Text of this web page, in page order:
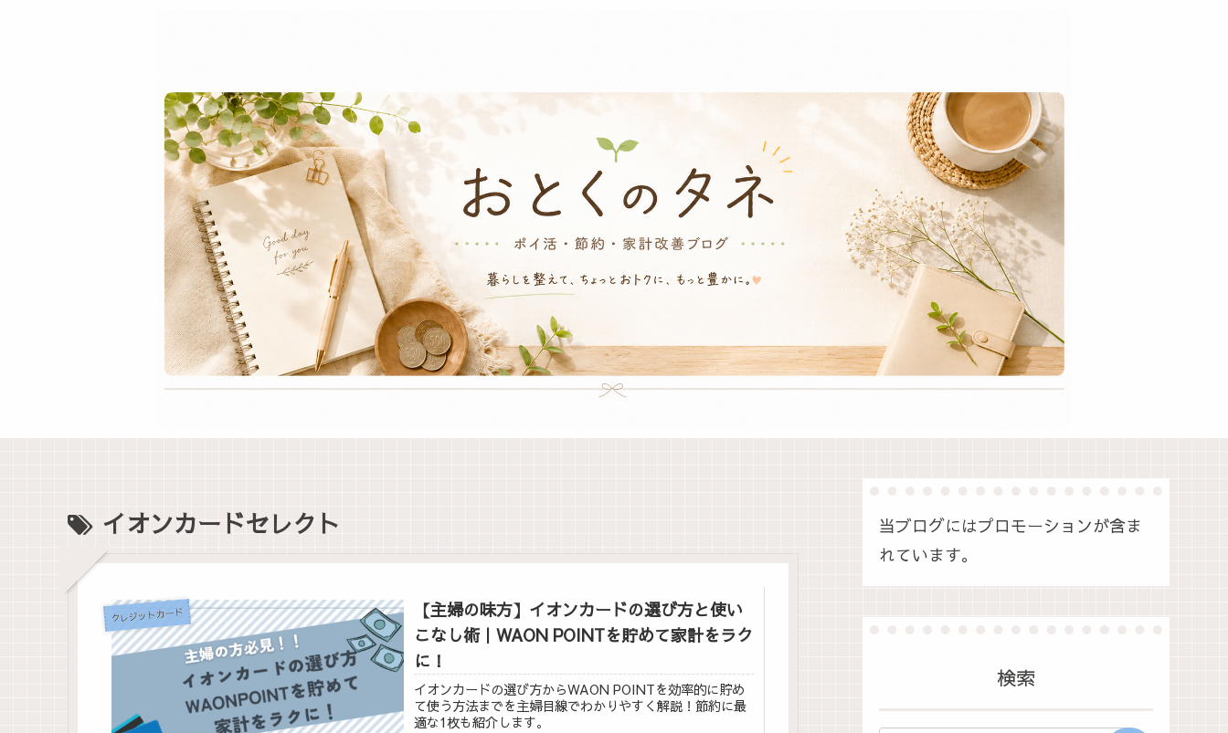
イオンカードセレクト
クレジットカード
【主婦の味方】イオンカードの選び方と使い
こなし術｜WAON POINTを貯めて家計をラク
に！
イオンカードの選び方からWAON POINTを効率的に貯め
て使う方法までを主婦目線でわかりやすく解説！節約に最
適な1枚も紹介します。
当ブログにはプロモーションが含ま
れています。
検索